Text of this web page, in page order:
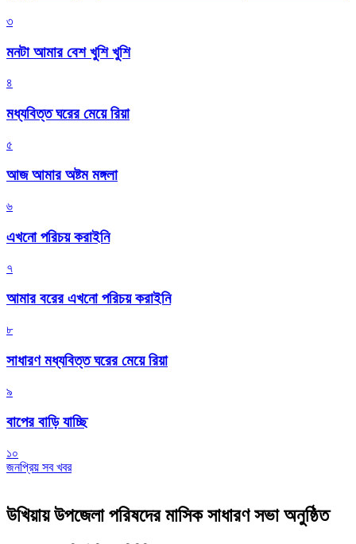
৩
মনটা আমার বেশ খুশি খুশি
৪
মধ্যবিত্ত ঘরের মেয়ে রিয়া
৫
আজ আমার অষ্টম মঙ্গলা
৬
এখনো পরিচয় করাইনি
৭
আমার বরের এখনো পরিচয় করাইনি
৮
সাধারণ মধ্যবিত্ত ঘরের মেয়ে রিয়া
৯
বাপের বাড়ি যাচ্ছি
১০
জনপ্রিয় সব খবর
উখিয়ায় উপজেলা পরিষদের মাসিক সাধারণ সভা অনুষ্ঠিত